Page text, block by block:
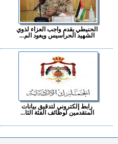
الحنيطي يقدم واجب العزاء لذوي
الشهيد الحراسيس ويعود الم...
رابط إلكتروني لتدقيق بيانات
المتقدمين لوظائف الفئة الثا...